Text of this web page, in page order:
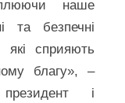
наше
та безпечні
які сприяють
благу», –
і